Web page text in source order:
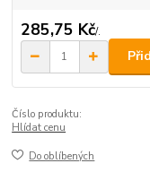
285,75 Kč/.
Číslo produktu:
Hlídat cenu
Do oblíbených